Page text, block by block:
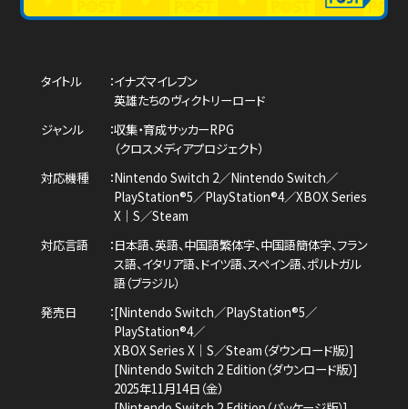
タイトル
イナズマイレブン
英雄たちのヴィクトリーロード
ジャンル
収集・育成サッカーRPG
（クロスメディアプロジェクト）
対応機種
Nintendo Switch 2／Nintendo Switch／
PlayStation®5／PlayStation®4／XBOX Series
X｜S／Steam
対応言語
日本語、英語、中国語繁体字、中国語簡体字、フラン
ス語、イタリア語、ドイツ語、スペイン語、ポルトガル
語（ブラジル）
発売日
[Nintendo Switch／PlayStation®5／
PlayStation®4／
XBOX Series X｜S／Steam（ダウンロード版）]
[Nintendo Switch 2 Edition（ダウンロード版）]
2025年11月14日（金）